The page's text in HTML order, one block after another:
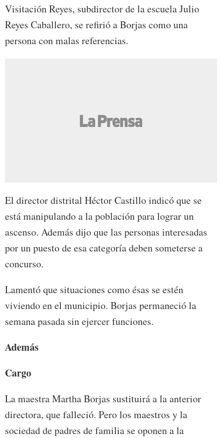
Visitación Reyes, subdirector de la escuela Julio
Reyes Caballero, se refirió a Borjas como una
persona con malas referencias.
El director distrital Héctor Castillo indicó que se
está manipulando a la población para lograr un
ascenso. Además dijo que las personas interesadas
por un puesto de esa categoría deben someterse a
concurso.
Lamentó que situaciones como ésas se estén
viviendo en el municipio. Borjas permaneció la
semana pasada sin ejercer funciones.
Además
Cargo
La maestra Martha Borjas sustituirá a la anterior
directora, que falleció. Pero los maestros y la
sociedad de padres de familia se oponen a la